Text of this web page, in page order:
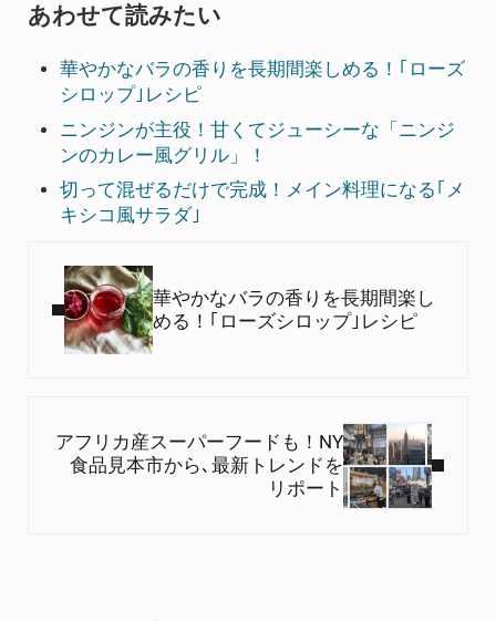
あわせて読みたい
華やかなバラの香りを長期間楽しめる！｢ローズ
シロップ｣レシピ
ニンジンが主役！甘くてジューシーな「ニンジ
ンのカレー風グリル」！
切って混ぜるだけで完成！メイン料理になる｢メ
キシコ風サラダ｣
華やかなバラの香りを長期間楽し
める！｢ローズシロップ｣レシピ
アフリカ産スーパーフードも！NY
食品見本市から､最新トレンドを
リポート